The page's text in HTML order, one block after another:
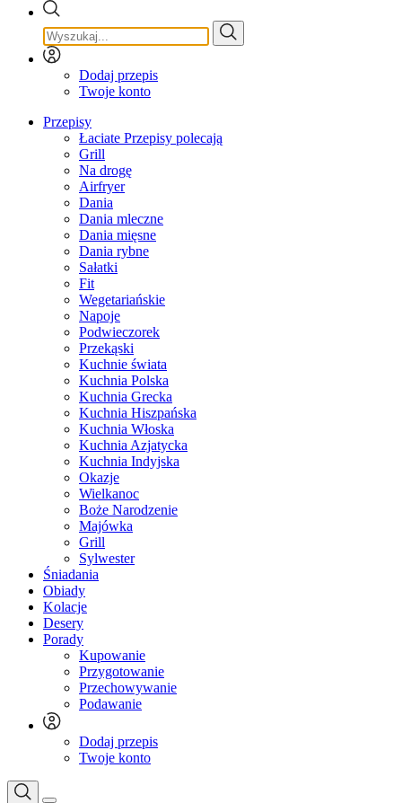
Dodaj przepis
Twoje konto
Przepisy
Łaciate Przepisy polecają
Grill
Na drogę
Airfryer
Dania
Dania mleczne
Dania mięsne
Dania rybne
Sałatki
Fit
Wegetariańskie
Napoje
Podwieczorek
Przekąski
Kuchnie świata
Kuchnia Polska
Kuchnia Grecka
Kuchnia Hiszpańska
Kuchnia Włoska
Kuchnia Azjatycka
Kuchnia Indyjska
Okazje
Wielkanoc
Boże Narodzenie
Majówka
Grill
Sylwester
Śniadania
Obiady
Kolacje
Desery
Porady
Kupowanie
Przygotowanie
Przechowywanie
Podawanie
Dodaj przepis
Twoje konto